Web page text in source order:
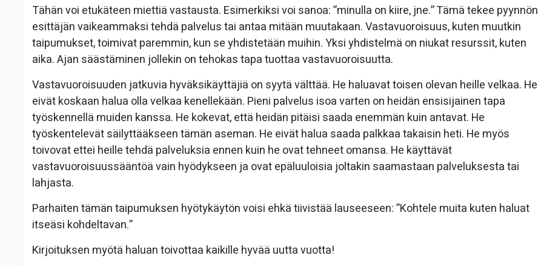
Tähän voi etukäteen miettiä vastausta. Esimerkiksi voi sanoa: ”minulla on kiire, jne.” Tämä tekee pyynnön
esittäjän vaikeammaksi tehdä palvelus tai antaa mitään muutakaan. Vastavuoroisuus, kuten muutkin
taipumukset, toimivat paremmin, kun se yhdistetään muihin. Yksi yhdistelmä on niukat resurssit, kuten
aika. Ajan säästäminen jollekin on tehokas tapa tuottaa vastavuoroisuutta.
Vastavuoroisuuden jatkuvia hyväksikäyttäjiä on syytä välttää. He haluavat toisen olevan heille velkaa. He
eivät koskaan halua olla velkaa kenellekään. Pieni palvelus isoa varten on heidän ensisijainen tapa
työskennellä muiden kanssa. He kokevat, että heidän pitäisi saada enemmän kuin antavat. He
työskentelevät säilyttääkseen tämän aseman. He eivät halua saada palkkaa takaisin heti. He myös
toivovat ettei heille tehdä palveluksia ennen kuin he ovat tehneet omansa. He käyttävät
vastavuoroisuussääntöä vain hyödykseen ja ovat epäluuloisia joltakin saamastaan ​​palveluksesta tai
lahjasta.
Parhaiten tämän taipumuksen hyötykäytön voisi ehkä tiivistää lauseeseen: ”Kohtele muita kuten haluat
itseäsi kohdeltavan.”
Kirjoituksen myötä haluan toivottaa kaikille hyvää uutta vuotta!